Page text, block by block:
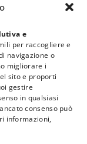
e
per raccogliere e
navigazione o
migliorare i
sito e proporti
gestire
in qualsiasi
consenso può
informazioni,
e Condizioni
Powered byAthena